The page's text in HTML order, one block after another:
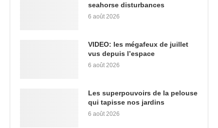
seahorse disturbances
6 août 2026
VIDEO: les mégafeux de juillet
vus depuis l’espace
6 août 2026
Les superpouvoirs de la pelouse
qui tapisse nos jardins
6 août 2026